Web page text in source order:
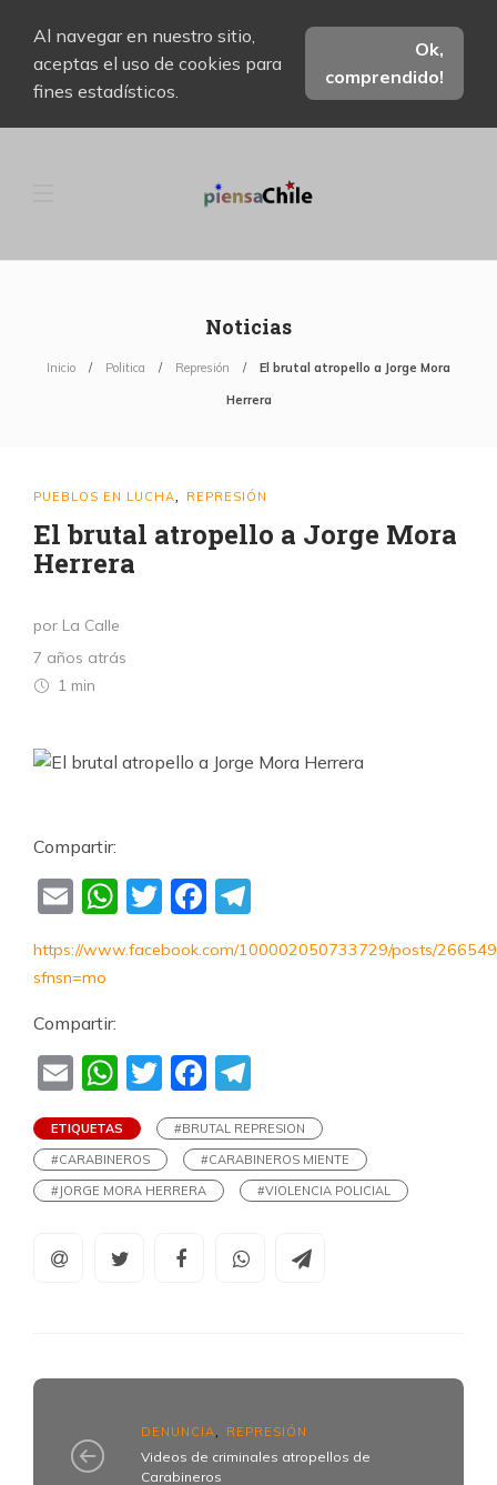
Al navegar en nuestro sitio,
aceptas el uso de cookies para
fines estadísticos.
Ok,
comprendido!
Noticias
Inicio Politica Represión El brutal atropello a Jorge Mora
Herrera
PUEBLOS EN LUCHA REPRESIÓN
El brutal atropello a Jorge Mora
Herrera
por La Calle
7 años atrás
1 min
Compartir:
EmailWhatsApp
TwitterFacebook
https://www.facebook.com/100002050733729/posts/
sfnsn=mo
Compartir:
EmailWhatsApp
TwitterFacebook
ETIQUETAS
#BRUTAL REPRESION
#CARABINEROS
#CARABINEROS MIENTE
#JORGE MORA HERRERA
#VIOLENCIA POLICIAL
DENUNCIA REPRESIÓN
Videos de criminales atropellos de
Carabineros